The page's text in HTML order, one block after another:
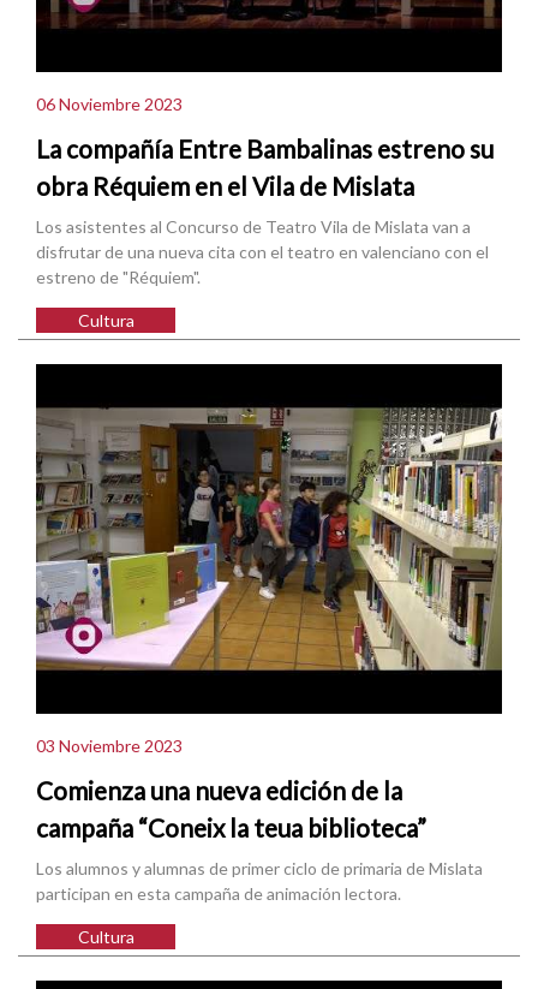
06 Noviembre 2023
La compañía Entre Bambalinas estreno su
obra Réquiem en el Vila de Mislata
Los asistentes al Concurso de Teatro Vila de Mislata van a
disfrutar de una nueva cita con el teatro en valenciano con el
estreno de "Réquiem".
Cultura
03 Noviembre 2023
Comienza una nueva edición de la
campaña “Coneix la teua biblioteca”
Los alumnos y alumnas de primer ciclo de primaria de Mislata
participan en esta campaña de animación lectora.
Cultura